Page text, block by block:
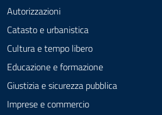
Autorizzazioni
Catasto e urbanistica
Cultura e tempo libero
Educazione e formazione
Giustizia e sicurezza pubblica
Imprese e commercio